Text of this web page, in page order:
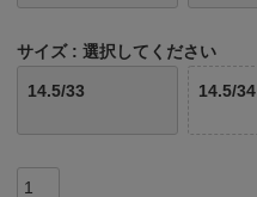
サイズ 選択してください
14.5/33 14.5/34